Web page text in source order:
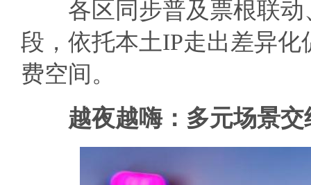
各区同步普及票根联动
段，依托本土IP走出差异
费空间。
越夜越嗨：多元场景交